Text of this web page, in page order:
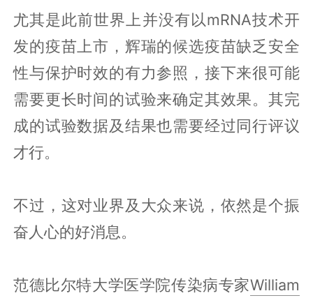
尤其是此前世界上并没有以mRNA技术开
发的疫苗上市，辉瑞的候选疫苗缺乏安全
性与保护时效的有力参照，接下来很可能
需要更长时间的试验来确定其效果。其完
成的试验数据及结果也需要经过同行评议
才行。
不过，这对业界及大众来说，依然是个振
奋人心的好消息。
范德比尔特大学医学院传染病专家William